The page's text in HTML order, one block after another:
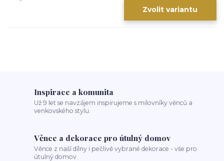
Zvolit variantu
Inspirace a komunita
Už 9 let se navzájem inspirujeme s milovníky věnců a
venkovského stylu.
Věnce a dekorace pro útulný domov
Věnce z naší dílny i pečlivě vybrané dekorace - vše pro
útulný domov.